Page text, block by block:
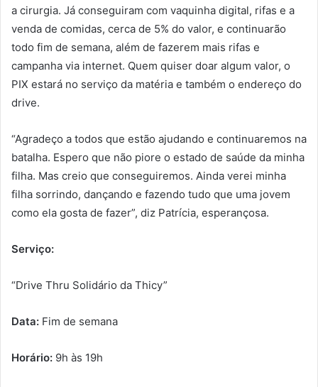
a cirurgia. Já conseguiram com vaquinha digital, rifas e a
venda de comidas, cerca de 5% do valor, e continuarão
todo fim de semana, além de fazerem mais rifas e
campanha via internet. Quem quiser doar algum valor, o
PIX estará no serviço da matéria e também o endereço do
drive.
“Agradeço a todos que estão ajudando e continuaremos na
batalha. Espero que não piore o estado de saúde da minha
filha. Mas creio que conseguiremos. Ainda verei minha
filha sorrindo, dançando e fazendo tudo que uma jovem
como ela gosta de fazer”, diz Patrícia, esperançosa.
Serviço:
“Drive Thru Solidário da Thicy”
Data: Fim de semana
Horário: 9h às 19h